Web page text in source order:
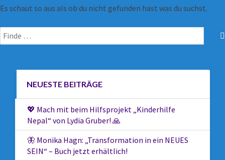
Es schaut so aus als ob du nicht gefunden hast was du suchst.
NEUESTE BEITRÄGE
💖 Mach mit beim Hilfsprojekt „Kinderhilfe
Nepal“ von Lydia Gruber! 🙏
🦋 Monika Hagn: „Transformation in ein NEUES
SEIN“ – Buch jetzt erhältlich!